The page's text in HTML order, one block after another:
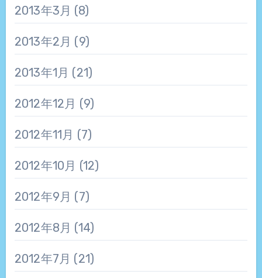
2013年3月 (8)
2013年2月 (9)
2013年1月 (21)
2012年12月 (9)
2012年11月 (7)
2012年10月 (12)
2012年9月 (7)
2012年8月 (14)
2012年7月 (21)